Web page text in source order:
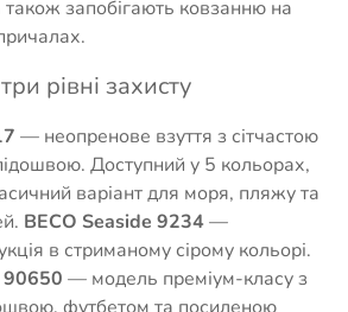
також запобігають ковзанню на
рівні захисту
— неопренове взуття з сітчастою
Доступний у 5 кольорах,
варіант для моря, пляжу та
BECO Seaside 9234 —
в стриманому сірому кольорі.
90650 — модель преміум-класу з